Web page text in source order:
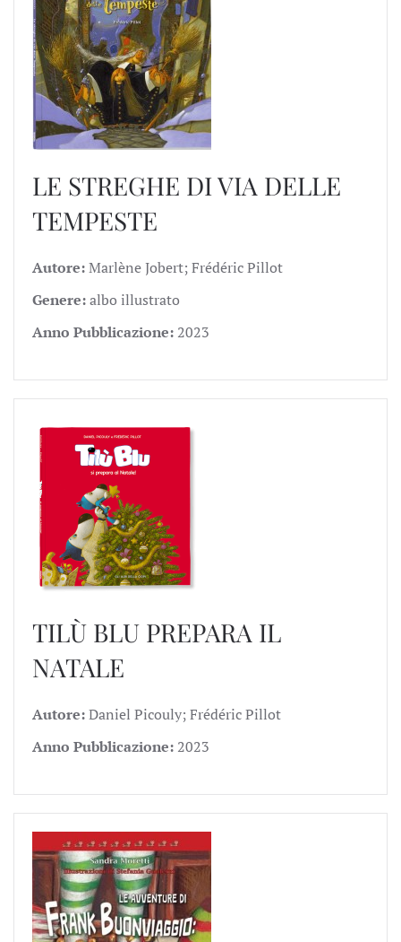
LE STREGHE DI VIA DELLE
TEMPESTE
Autore:Marlène Jobert; Frédéric Pillot
Genere:albo illustrato
Anno Pubblicazione: 2023
TILÙ BLU PREPARA IL
NATALE
Autore:Daniel Picouly; Frédéric Pillot
Anno Pubblicazione: 2023